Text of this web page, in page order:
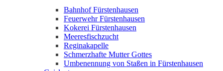
Bahnhof Fürstenhausen
Feuerwehr Fürstenhausen
Kokerei Fürstenhausen
Meeresfischzucht
Reginakapelle
Schmerzhafte Mutter Gottes
Umbenennung von Staßen in Fürstenhausen